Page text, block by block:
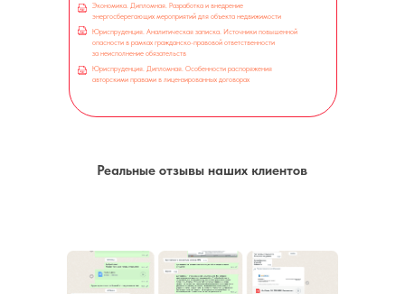
Юриспруденция. Дипломная. Особенности распоряжения
авторскими правами в лицензированных договорах
Юриспруденция. Аналитическая записка. Источники повышенной
опасности в рамках гражданско-правовой ответственности
за неисполнение обязательств
Экономика. Дипломная. Разработка и внедрение
энергосберегающих мероприятий для объекта недвижимости
Реальные отзывы наших клиентов